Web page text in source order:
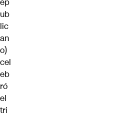
ub
lic
an
o)
cel
eb
ró
el
tri